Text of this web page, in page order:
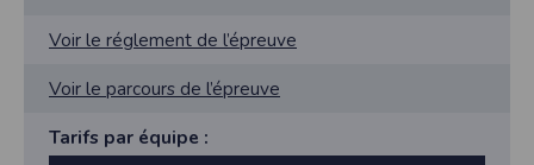
Voir le réglement de l’épreuve
Voir le parcours de l’épreuve
Tarifs par équipe :